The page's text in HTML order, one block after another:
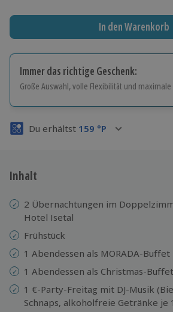
In den Warenkorb
Immer das richtige Geschenk:
Große Auswahl, volle Flexibilität und
Volle Flexibilität
3 Jahre gültig & verlängerbar.
Du erhältst 159 °P
Inhalt
2 Übernachtungen im
Hotel Isetal
Frühstück
1 Abendessen als MORADA-Buffet
1 Abendessen als Christmas-Buffet
1 €-Party-Freitag mit DJ-Musik
Schnaps, alkoholfreie Getränke je